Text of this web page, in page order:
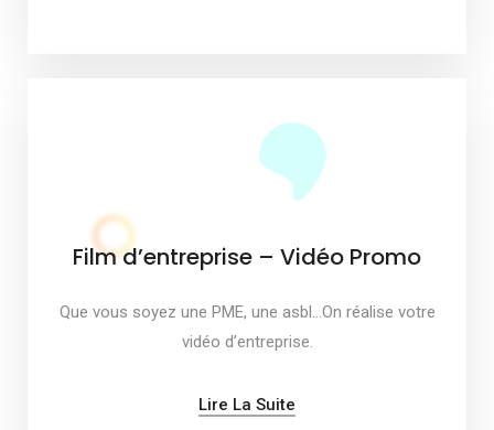
Film d’entreprise – Vidéo Promo
Que vous soyez une PME, une asbl…On réalise votre
vidéo d’entreprise.
Lire La Suite